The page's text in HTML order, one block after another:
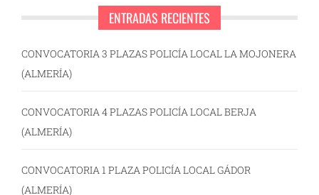
ENTRADAS RECIENTES
CONVOCATORIA 3 PLAZAS POLICÍA LOCAL LA MOJONERA
(ALMERÍA)
CONVOCATORIA 4 PLAZAS POLICÍA LOCAL BERJA
(ALMERÍA)
CONVOCATORIA 1 PLAZA POLICÍA LOCAL GÁDOR
(ALMERÍA)